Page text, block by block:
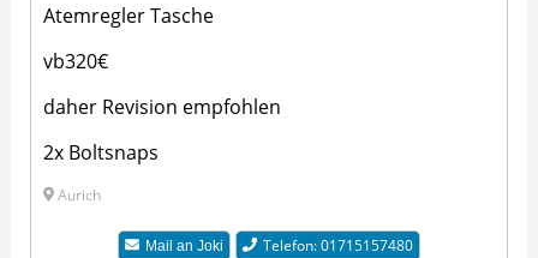
Atemregler Tasche
vb320€
daher Revision empfohlen
2x Boltsnaps
Aurich
Mail an Joki Telefon: 01715157480